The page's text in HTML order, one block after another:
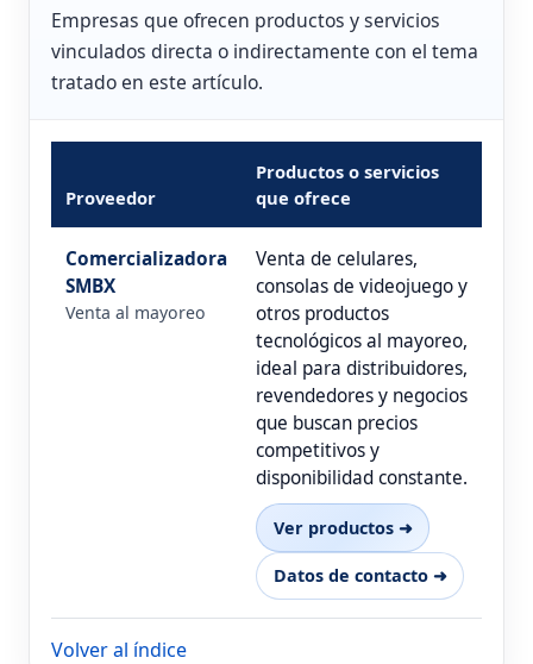
Empresas que ofrecen productos y servicios
vinculados directa o indirectamente con el tema
tratado en este artículo.
Proveedor
Productos o servicios
que ofrece
Comercializadora
SMBX
Venta al mayoreo
Venta de celulares,
consolas de videojuego y
otros productos
tecnológicos al mayoreo,
ideal para distribuidores,
revendedores y negocios
que buscan precios
competitivos y
disponibilidad constante.
Ver productos ➜
Datos de contacto ➜
Volver al índice